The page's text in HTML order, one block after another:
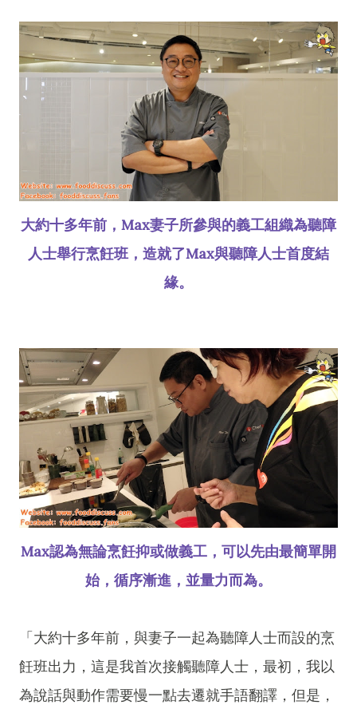
大約十多年前，Max妻子所參與的義工組織為聽障
人士舉行烹飪班，造就了Max與聽障人士首度結
緣。
Max認為無論烹飪抑或做義工，可以先由最簡單開
始，循序漸進，並量力而為。
「大約十多年前，與妻子一起為聽障人士而設的烹
飪班出力，這是我首次接觸聽障人士，最初，我以
為說話與動作需要慢一點去遷就手語翻譯，但是，